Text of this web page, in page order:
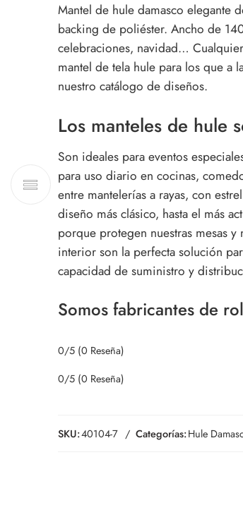
Mantel de hule damasco elegante
backing de poliéster. Ancho de
celebraciones, navidad…
mantel de tela hule para los que a
nuestro catálogo de diseños.
Los manteles de hule
Son ideales para eventos
para uso diario en cocinas,
entre mantelerías a rayas, con
diseño más clásico, hasta el más
porque protegen nuestras mesas
interior son la perfecta solución
capacidad de suministro y
Somos fabricantes de
0/5 (0 Reseña)
0/5 (0 Reseña)
SKU:40104-7 Categorías:Hule